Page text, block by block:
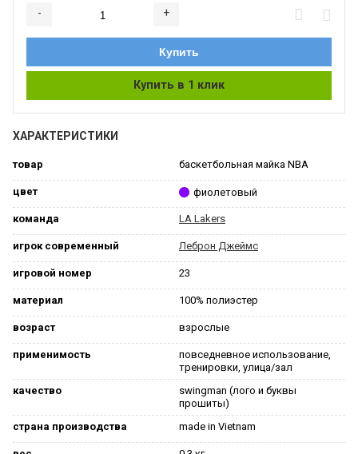
- +
Купить
Купить в 1 клик
ХАРАКТЕРИСТИКИ
товар баскетбольная майка NBA
цвет фиолетовый
команда LA Lakers
игрок современный Леброн Джеймс
игровой номер 23
материал 100% полиэстер
возраст взрослые
применимость
повседневное использование,
тренировки, улица/зал
качество
swingman (лого и буквы
прошиты)
страна производства
made in Vietnam